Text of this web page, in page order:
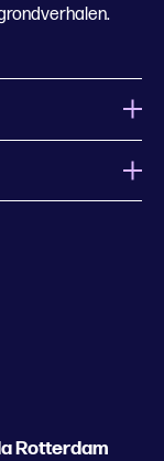
Rotterdam